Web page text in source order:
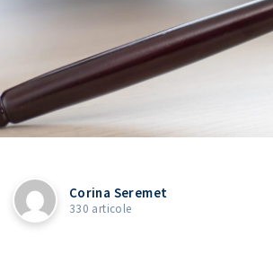
Corina Seremet
330 articole